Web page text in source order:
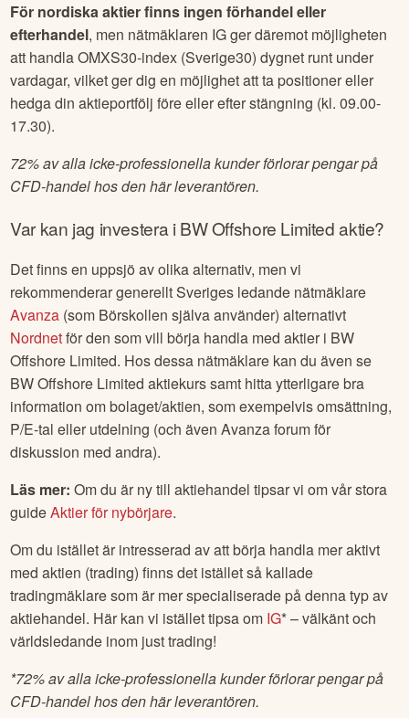
För nordiska aktier finns ingen förhandel eller
efterhandel, men nätmäklaren IG ger däremot möjligheten
att handla OMXS30-index (Sverige30) dygnet runt under
vardagar, vilket ger dig en möjlighet att ta positioner eller
hedga din aktieportfölj före eller efter stängning (kl. 09.00-
17.30).
72% av alla icke-professionella kunder förlorar pengar på
CFD-handel hos den här leverantören.
Var kan jag investera iBW Offshore Limitedaktie?
Det finns en uppsjö av olika alternativ, men vi
rekommenderar generellt Sveriges ledande nätmäklare
Avanza (som Börskollen själva använder) alternativt
Nordnetför den som vill börja handla med aktier i BW
Offshore Limited. Hos dessa nätmäklare kan du även se
BW Offshore Limited aktiekurs samt hitta ytterligare bra
information om bolaget/aktien, som exempelvis omsättning,
P/E-tal eller utdelning (och även Avanza forum för
diskussion med andra).
Läs mer: Om du är ny till aktiehandel tipsar vi om vår stora
guideAktier för nybörjare.
Om du istället är intresserad av att börja handla mer aktivt
med aktien (trading) finns det istället så kallade
tradingmäklare som är mer specialiserade på denna typ av
aktiehandel. Här kan vi istället tipsa om IG* – välkänt och
världsledande inom just trading!
*72% av alla icke-professionella kunder förlorar pengar på
CFD-handel hos den här leverantören.